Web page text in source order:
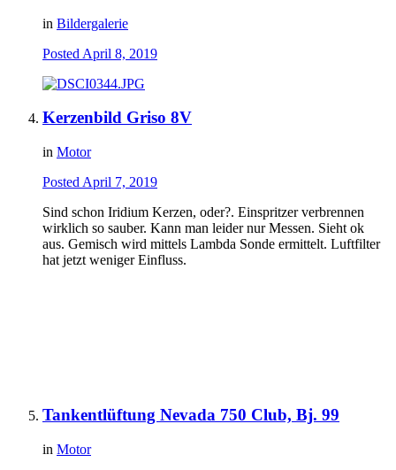
in Bildergalerie
Posted April 8, 2019
Kerzenbild Griso 8V
in Motor
Posted April 7, 2019
Sind schon Iridium Kerzen, oder?. Einspritzer verbrennen
wirklich so sauber. Kann man leider nur Messen. Sieht ok
aus. Gemisch wird mittels Lambda Sonde ermittelt. Luftfilter
hat jetzt weniger Einfluss.
Tankentlüftung Nevada 750 Club, Bj. 99
in Motor